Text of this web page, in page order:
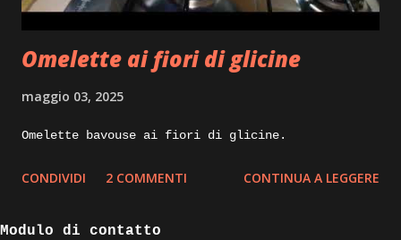
corrente, io tolgo anche le branchie e tutte le
parti scure che troviamo all’interno, che in
cottura darebbero un gus...
Omelette ai fiori di glicine
maggio 03, 2025
Omelette bavouse ai fiori di glicine.
CONDIVIDI 2 COMMENTI CONTINUA A LEGGERE
Modulo di contatto